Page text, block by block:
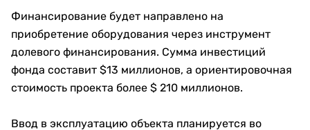
Финансирование будет направлено на
приобретение оборудования через инструмент
долевого финансирования. Сумма инвестиций
фонда составит $13 миллионов, а ориентировочная
стоимость проекта более $ 210 миллионов.
Ввод в эксплуатацию объекта планируется во